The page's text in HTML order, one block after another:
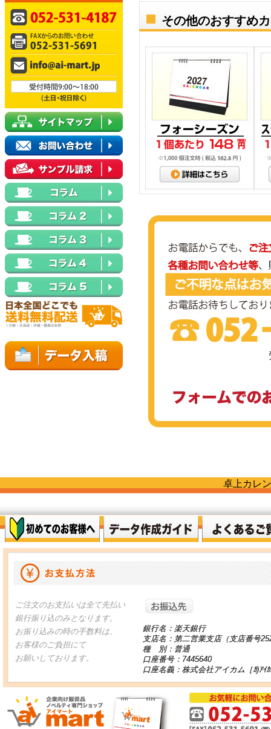
その他のおすすめ
卓上カレ
ご注文のお支払いは全て先払い
銀行振り込のみとなります。
お振り込みの時の手数料は、
お客様のご負担にて
お願いしております。
銀行名：楽天銀行
支店名：第二営業支店（支店番号
種 別：普通
口座番号：7445640
口座名義：株式会社アイカム［ｶ)ｱｲｶ